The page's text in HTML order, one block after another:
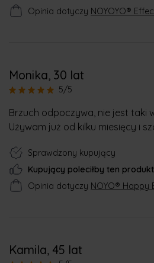
Opinia dotyczy NOYOYO®
Monika, 30 lat
5/5
Brzuch odpoczywa, nie jest taki
Używam już od kilku miesięcy i
Sprawdzony kupujący
Kupujący poleciłby ten
Opinia dotyczy NOYO® Happy
Kamila, 45 lat